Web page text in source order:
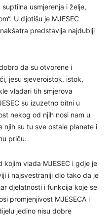
usmjerenja i želje,
U đjotišu je MJESEC
predstavlja najdublji
da su otvorene i
jesu sjeveroistok, istok,
vladari tih smjerova
su izuzetno bitni u
nekog od njih nosi nam u
njih su tu sve ostale planete i
priču.
vlada MJESEC i gdje je
i najsvestraniji dio tako da je
djelatnosti i funkcija koje se
promjenjivost MJESECA i
jedino nisu dobre